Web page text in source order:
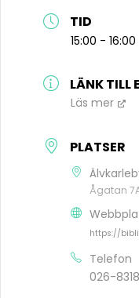
TID
15:00 - 16:00
LÄNK TILL
Läs mer
PLATSER
Ågatan
https://
Telefon
026-